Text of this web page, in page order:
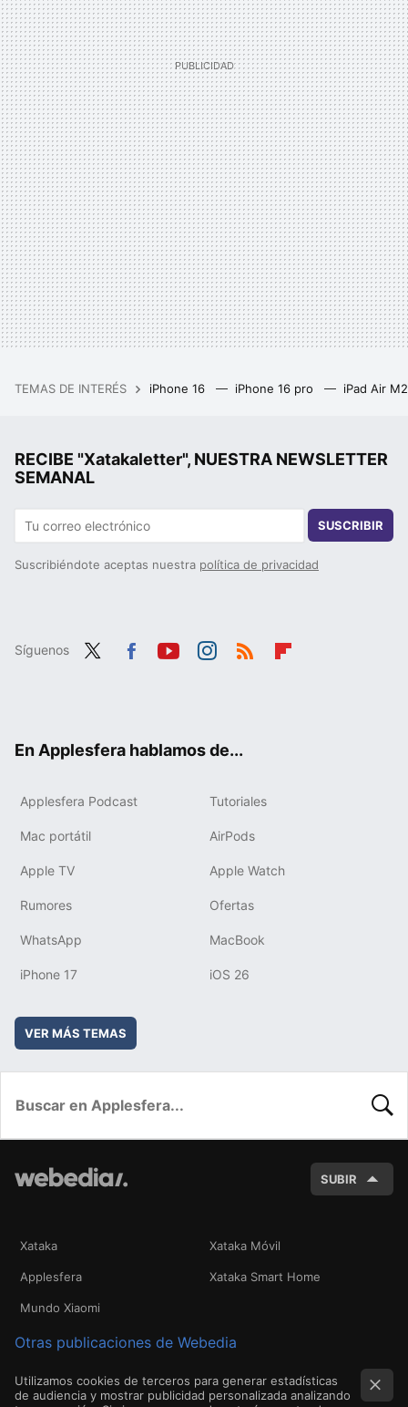
TEMAS DE INTERÉS iPhone 16 iPhone 16 pro iPad Air
RECIBE "Xatakaletter", NUESTRA NEWSLETTER
SEMANAL
SUSCRIBIR
Suscribiéndote aceptas nuestra política de privacidad
Síguenos
En Applesfera hablamos de...
Applesfera Podcast Tutoriales
Mac portátil AirPods
Apple TV Apple Watch
Rumores Ofertas
WhatsApp MacBook
iPhone 17 iOS 26
VER MÁS TEMAS
SUBIR
Xataka Xataka Móvil
Applesfera Xataka Smart Home
Mundo Xiaomi
Otras publicaciones de Webedia
Utilizamos cookies de terceros para generar estadísticas
de audiencia y mostrar publicidad personalizada analizando